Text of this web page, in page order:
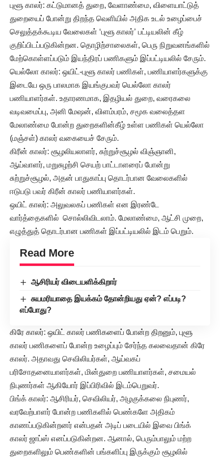
புளூ காலர்: கட்டுமானத் துறை, வேளாண்மை, விளையாட்டுத்
துறையைப் போன்று திறந்த வெளியில் அதிக உடல் உழைப்பைச்
செலுத்தக்கூடிய வேலைகள் ‘புளூ காலர்’ பட்டியலின் கீழ்
குறிப்பிடப்படுகின்றன. தொழிற்சாலைகள், பெரு நிறுவனங்களில்
மேற்கொள்ளப்படும் இயந்திரப் பணிகளும் இப்பட்டியலில் சேரும்.
யெல்லோ காலர்: ஒயிட்-புளூ காலர் பணிகள், பணியாளர்களுக்கு
இடையே ஒரு பாலமாக இயங்குபவர் யெல்லோ காலர்
பணியாளர்கள். உதாரணமாக, இதழியல் துறை, வரைகலை
வடிவமைப்பு, அனி மேஷன், விளம்பரம், சமூக வலைத்தள
மேலாண்மை போன்ற துறைகளின்கீழ் உள்ள பணிகள் யெல்லோ
(மஞ்சள்) காலர் வகையைச் சேரும்.
கிரீன் காலர்: சூழலியலாளர், சுற்றுச்சூழல் விஞ்ஞானி,
ஆய்வாளர், மறுசுழற்சி செயற் பாட்டாளரைப் போன்று
சுற்றுச்சூழல், அதன் பாதுகாப்பு தொடர்பான வேலைகளில்
ஈடுபடு பவர் கிரீன் காலர் பணியாளர்கள்.
ஒயிட் காலர்: அலுவலகப் பணிகள் என இரண்டே
வார்த்தைகளில் சொல்லிவிடலாம். மேலாண்மை, ஆட்சி முறை,
எழுத்துத் தொடர்பான பணிகள் இப்பட்டியலில் இடம் பெறும்.
Read More
ஆசிரியர் விடையளிக்கிறார்
சுயமரியாதை இயக்கம் தோன்றியது ஏன்? எப்படி?
எப்போது?
கிரே காலர்: ஒயிட் காலர் பணிகளைப் போன்ற திறனும், புளூ
காலர் பணிகளைப் போன்ற உழைப்பும் சேர்ந்த கலவைதான் கிரே
காலர். அதாவது செவிலியர்கள், ஆய்வகப்
பரிசோதனையாளர்கள், மின்துறை பணியாளர்கள், சமையல்
நிபுணர்கள் ஆகியோர் இப்பிரிவில் இடம்பெறுவர்.
பிங்க் காலர்: ஆசிரியர், செவிலியர், அழகுக்கலை நிபுணர்,
வரவேற்பாளர் போன்ற பணிகளில் பெண்களே அதிகம்
காணப்படுகின்றனர் என்பதன் அடிப் படையில் இவை பிங்க்
காலர் ஜாப்ஸ் எனப்படுகின்றன. ஆனால், பெரும்பாலும் மற்ற
துறைகளிலும் பெண்களின் பங்களிப்பு இருக்கும் சூழலில்